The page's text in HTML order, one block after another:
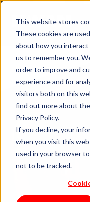
This website stores
These cookies are
about how you
us to remember you.
order to improve and
experience and for
visitors both on this
find out more about
Privacy Policy.
If you decline, your
when you visit this
used in your browser
not to be tracked.
para